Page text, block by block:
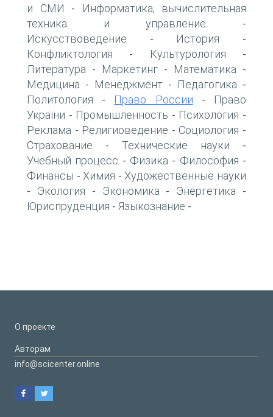
и СМИ -
Информатика, вычислительная
техника и управление -
Искусствоведение - История -
Конфликтология - Культурология -
Литература - Маркетинг - Математика -
Медицина - Менеджмент - Педагогика -
Политология - Право России -
Право
України - Промышленность - Психология -
Реклама - Религиоведение - Социология -
Страхование - Технические науки -
Учебный процесс - Физика - Философия -
Финансы - Химия - Художественные науки
- Экология - Экономика - Энергетика -
Юриспруденция - Языкознание -
О проекте
Авторам
info@scicenter.online